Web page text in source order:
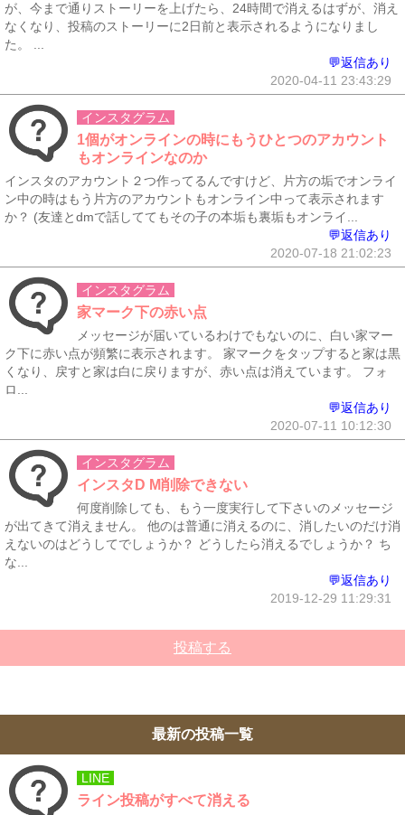
が、今まで通りストーリーを上げたら、24時間で消えるはずが、消え
なくなり、投稿のストーリーに2日前と表示されるようになりまし
た。 ...
💬返信あり
2020-04-11 23:43:29
インスタグラム
1個がオンラインの時にもうひとつのアカウント
もオンラインなのか
インスタのアカウント２つ作ってるんですけど、片方の垢でオンライ
ン中の時はもう片方のアカウントもオンライン中って表示されます
か？ (友達とdmで話しててもその子の本垢も裏垢もオンライ...
💬返信あり
2020-07-18 21:02:23
インスタグラム
家マーク下の赤い点
メッセージが届いているわけでもないのに、白い家マー
ク下に赤い点が頻繁に表示されます。 家マークをタップすると家は黒
くなり、戻すと家は白に戻りますが、赤い点は消えています。 フォ
ロ...
💬返信あり
2020-07-11 10:12:30
インスタグラム
インスタD M削除できない
何度削除しても、もう一度実行して下さいのメッセージ
が出てきて消えません。 他のは普通に消えるのに、消したいのだけ消
えないのはどうしてでしょうか？ どうしたら消えるでしょうか？ ち
な...
💬返信あり
2019-12-29 11:29:31
投稿する
最新の投稿一覧
LINE
ライン投稿がすべて消える